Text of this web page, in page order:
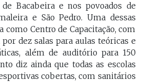
Bacabeira e nos povoados de
e São Pedro. Uma dessas
como Centro de Capacitação, com
dez salas para aulas teóricas e
além de auditório para 150
diz ainda que todas as escolas
cobertas, com sanitários